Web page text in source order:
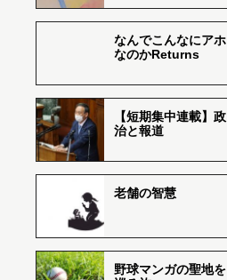
なんでこんなにアホ
なのかReturns
【短期集中連載】政
治と報道
老舗の智慧
野球マンガの聖地を